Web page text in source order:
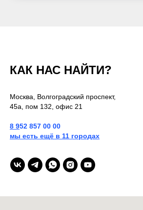
КАК НАС НАЙТИ?
Москва, Волгоградский проспект,
45а, пом 132, офис 21
8 952 857 00 00
мы есть ещё в 11 городах